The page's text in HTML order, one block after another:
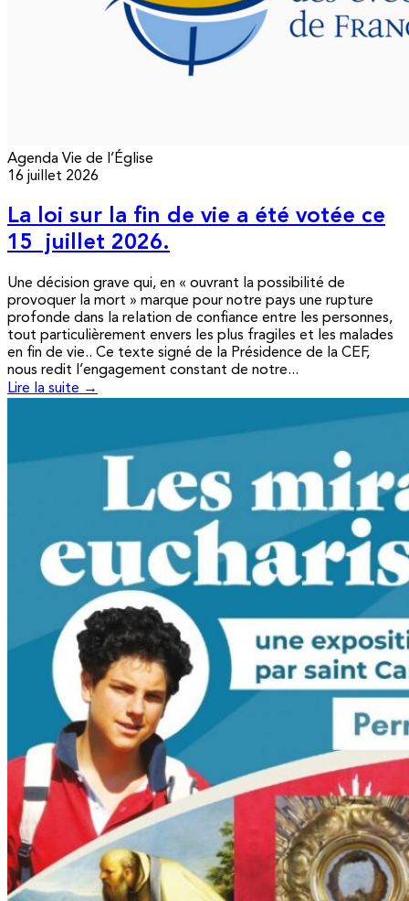
Agenda Vie de l’Église
16 juillet 2026
La loi sur la fin de vie a été votée ce
15 juillet 2026.
Une décision grave qui, en « ouvrant la possibilité de
provoquer la mort » marque pour notre pays une rupture
profonde dans la relation de confiance entre les personnes,
tout particulièrement envers les plus fragiles et les malades
en fin de vie.. Ce texte signé de la Présidence de la CEF,
nous redit l’engagement constant de notre...
Lire la suite →